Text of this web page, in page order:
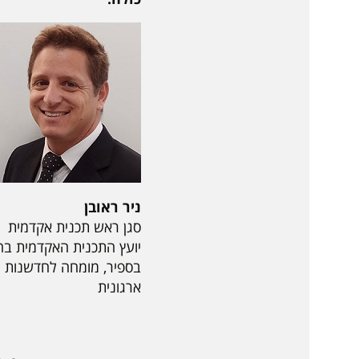
ניר ראובן
סגן ראש תכנית אקדמית
יועץ התכנית האקדמית
בספיר, מומחה לחדשנות
ארגונית